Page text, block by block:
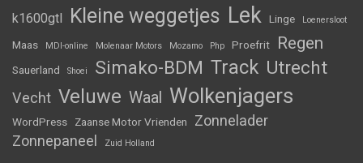
k1600gtl Kleine weggetjes Lek Linge Loenersloot
Maas MDI-online Molenaar Motors Mozamo Php Proefrit Regen
Sauerland Shoei Simako-BDM Track Utrecht
Vecht Veluwe Waal Wolkenjagers
WordPress Zaanse Motor Vrienden
Zonnelader
Zonnepaneel
Zuid Holland